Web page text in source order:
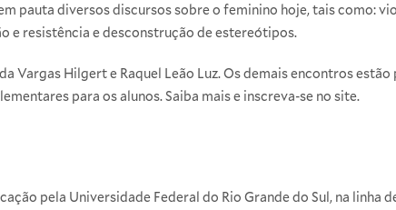
pauta diversos discursos sobre o feminino hoje, tais como:
e resistência e desconstrução de estereótipos.
Vargas Hilgert e Raquel Leão Luz. Os demais encontros estão
para os alunos. Saiba mais e inscreva-se no site.
pela Universidade Federal do Rio Grande do Sul, na linha